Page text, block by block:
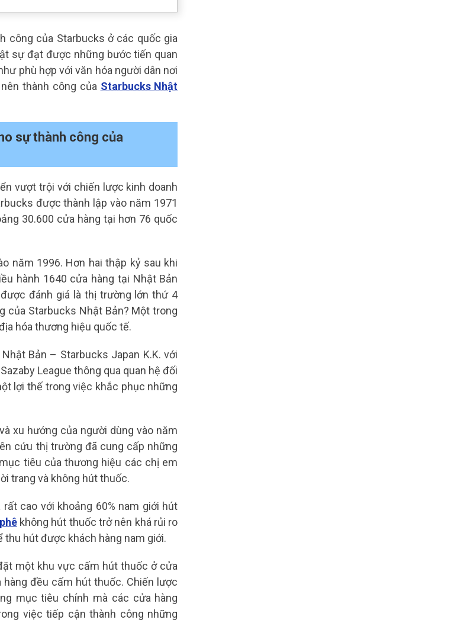
công của Starbucks ở các quốc gia
sự đạt được những bước tiến quan
phù hợp với văn hóa người dân nơi
thành công của Starbucks Nhật
sự thành công của
vượt trội với chiến lược kinh doanh
được thành lập vào năm 1971
30.600 cửa hàng tại hơn 76 quốc
năm 1996. Hơn hai thập kỷ sau khi
hành 1640 cửa hàng tại Nhật Bản
đánh giá là thị trường lớn thứ 4
của Starbucks Nhật Bản? Một trong
hóa thương hiệu quốc tế.
Bản – Starbucks Japan K.K. với
League thông qua quan hệ đối
lợi thế trong việc khắc phục những
xu hướng của người dùng vào năm
cứu thị trường đã cung cấp những
tiêu của thương hiệu các chị em
trang và không hút thuốc.
cao với khoảng 60% nam giới hút
không hút thuốc trở nên khá rủi ro
hút được khách hàng nam giới.
một khu vực cấm hút thuốc ở cửa
đều cấm hút thuốc. Chiến lược
mục tiêu chính mà các cửa hàng
việc tiếp cận thành công những